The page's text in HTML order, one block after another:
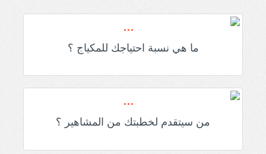
ما هي نسبة احتياجك للمكياج ؟
من سيتقدم لخطبتك من المشاهير ؟